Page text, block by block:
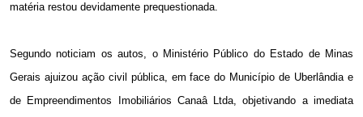
matéria restou devidamente prequestionada.
Segundo noticiam os autos, o Ministério Público do Estado de Minas
Gerais ajuizou ação civil pública, em face do Município de Uberlândia e
de Empreendimentos Imobiliários Canaâ Ltda, objetivando a imediata